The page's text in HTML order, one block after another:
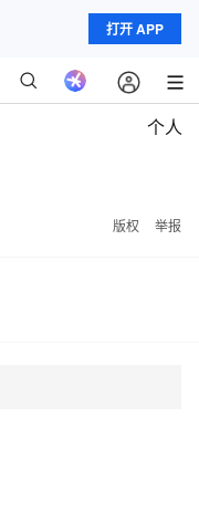
打开 APP
个人
版权 举报